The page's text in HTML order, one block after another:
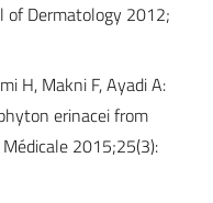
of Dermatology 2012;
H, Makni F, Ayadi A:
erinacei from
2015;25(3):